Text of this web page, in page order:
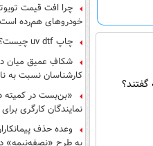
چرا افت قیمت
خودروهای هم‌رده
چاپ uv dtf چیست؟
شکافِ عمیق میان
کارشناسان نسبت به
حمایتی هشدار دادند
«بن‌بست در کمیته
نمایندگان کارگری
وعده حذف
به طرح «نصفه‌نیمه»